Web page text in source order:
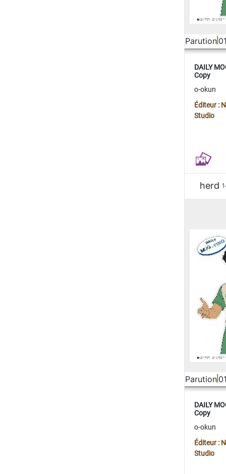
Parution
DAILY
Copy
o-okun
Éditeur :
Studio
herd
Parution
DAILY
Copy
o-okun
Éditeur :
Studio